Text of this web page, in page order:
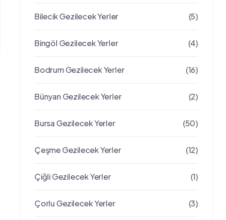
Bilecik Gezilecek Yerler (5)
Bingöl Gezilecek Yerler (4)
Bodrum Gezilecek Yerler (16)
Bünyan Gezilecek Yerler (2)
Bursa Gezilecek Yerler (50)
Çeşme Gezilecek Yerler (12)
Çiğli Gezilecek Yerler (1)
Çorlu Gezilecek Yerler (3)